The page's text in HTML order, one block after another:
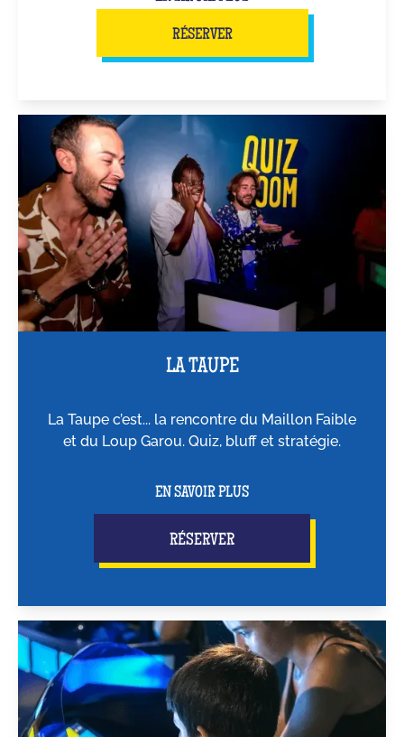
RÉSERVER
LA TAUPE
La Taupe c’est... la rencontre du Maillon Faible
et du Loup Garou. Quiz, bluff et stratégie.
EN SAVOIR PLUS
RÉSERVER